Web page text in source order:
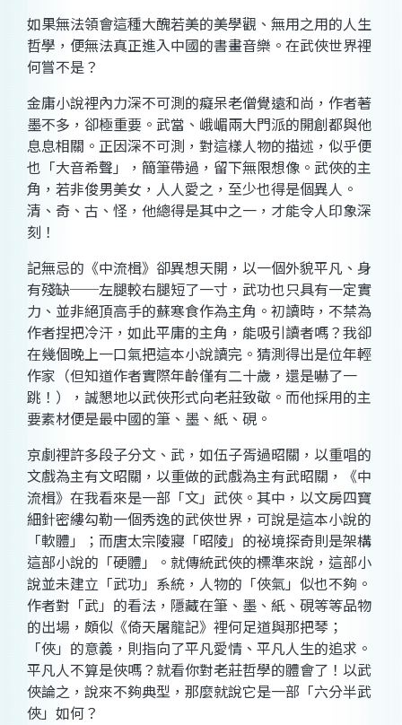
如果無法領會這種大醜若美的美學觀、無用之用的人生
哲學，便無法真正進入中國的書畫音樂。在武俠世界裡
何嘗不是？
金庸小說裡內力深不可測的癡呆老僧覺遠和尚，作者著
墨不多，卻極重要。武當、峨嵋兩大門派的開創都與他
息息相關。正因深不可測，對這樣人物的描述，似乎便
也「大音希聲」，簡筆帶過，留下無限想像。武俠的主
角，若非俊男美女，人人愛之，至少也得是個異人。
清、奇、古、怪，他總得是其中之一，才能令人印象深
刻！
記無忌的《中流楫》卻異想天開，以一個外貌平凡、身
有殘缺──左腿較右腿短了一寸，武功也只具有一定實
力、並非絕頂高手的蘇寒食作為主角。初讀時，不禁為
作者捏把冷汗，如此平庸的主角，能吸引讀者嗎？我卻
在幾個晚上一口氣把這本小說讀完。猜測得出是位年輕
作家（但知道作者實際年齡僅有二十歲，還是嚇了一
跳！），誠懇地以武俠形式向老莊致敬。而他採用的主
要素材便是最中國的筆、墨、紙、硯。
京劇裡許多段子分文、武，如伍子胥過昭關，以重唱的
文戲為主有文昭關，以重做的武戲為主有武昭關，《中
流楫》在我看來是一部「文」武俠。其中，以文房四寶
細針密縷勾勒一個秀逸的武俠世界，可說是這本小說的
「軟體」；而唐太宗陵寢「昭陵」的祕境探奇則是架構
這部小說的「硬體」。就傳統武俠的標準來說，這部小
說並未建立「武功」系統，人物的「俠氣」似也不夠。
作者對「武」的看法，隱藏在筆、墨、紙、硯等等品物
的出場，頗似《倚天屠龍記》裡何足道與那把琴；
「俠」的意義，則指向了平凡愛情、平凡人生的追求。
平凡人不算是俠嗎？就看你對老莊哲學的體會了！以武
俠論之，說來不夠典型，那麼就說它是一部「六分半武
俠」如何？